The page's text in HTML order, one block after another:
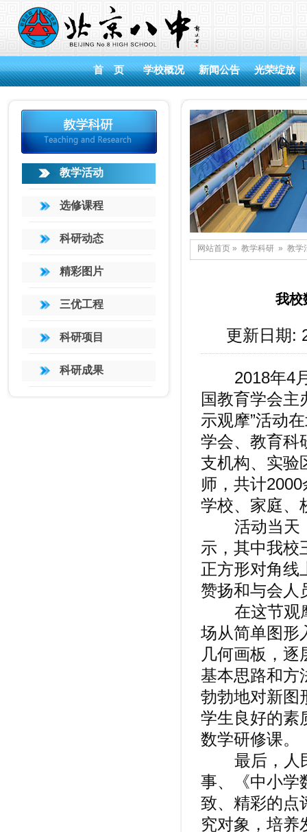
首 页 学校概况 新闻公告 光荣绽放
教学活动
选修课程
科研动态
精彩图片
三优工程
科研项目
科研成果
网站首页 » 教学科研 » 教学
我校
更新日期
2018年4月
国教育学会主
示观摩”活动
学会、教育科
支机构、实验
师，共计
学校、家庭、
活动当天，
示，其中我校
正方形对角线
赞扬和与会人
在这节观摩
场从简单图形
几何画板，逐
基本思路和方
勃勃地对新图
学生良好的素
数学研修课。
最后，人民
事、《中小学
致、精彩的点
究对象，培养